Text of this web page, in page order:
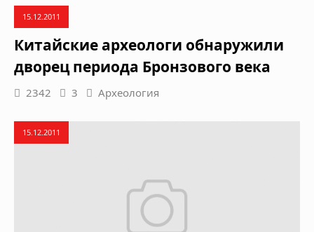
15.12.2011
Китайские археологи обнаружили
дворец периода Бронзового века
2342 3 Археология
15.12.2011